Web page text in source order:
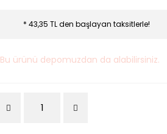
* 43,35 TL den başlayan taksitlerle!
Bu ürünü depomuzdan da alabilirsiniz.